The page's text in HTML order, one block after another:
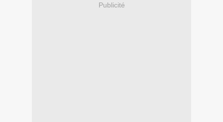
Publicité